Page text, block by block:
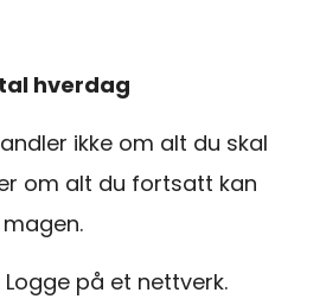
hverdag
ikke om alt du skal
om alt du fortsatt kan
Logge på et nettverk.